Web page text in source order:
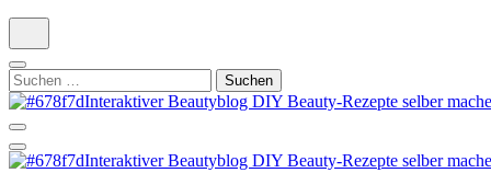
Suchen
nach:
Manuka Magic – Natürlich schön: